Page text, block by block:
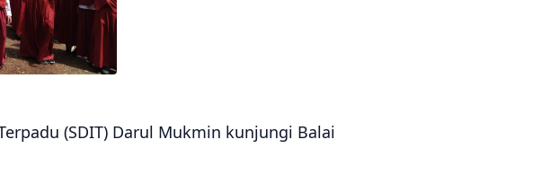
(SDIT) Darul Mukmin kunjungi Balai